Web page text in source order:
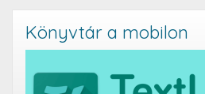
Könyvtár a mobilon